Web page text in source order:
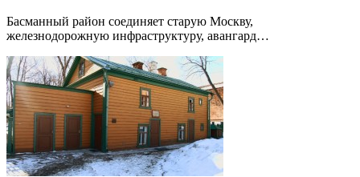
Басманный район соединяет старую Москву,
железнодорожную инфраструктуру, авангард…